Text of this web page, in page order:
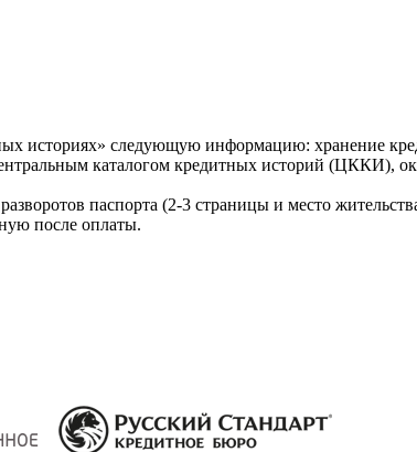
следующую информацию: хранение
каталогом кредитных историй (ЦККИ),
паспорта (2-3 страницы и место
после оплаты.